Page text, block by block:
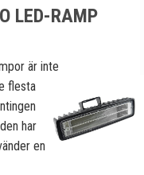
LED-RAMP
är inte
flesta
har
en